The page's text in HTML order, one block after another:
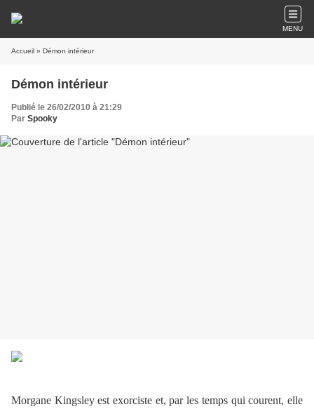
MENU
Accueil » Démon intérieur
Démon intérieur
Publié le 26/02/2010 à 21:29
Par Spooky
Morgane Kingsley est exorciste et, par les temps qui courent, elle